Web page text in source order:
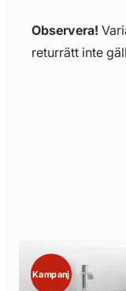
Observera!
returrätt inte
Kampanj